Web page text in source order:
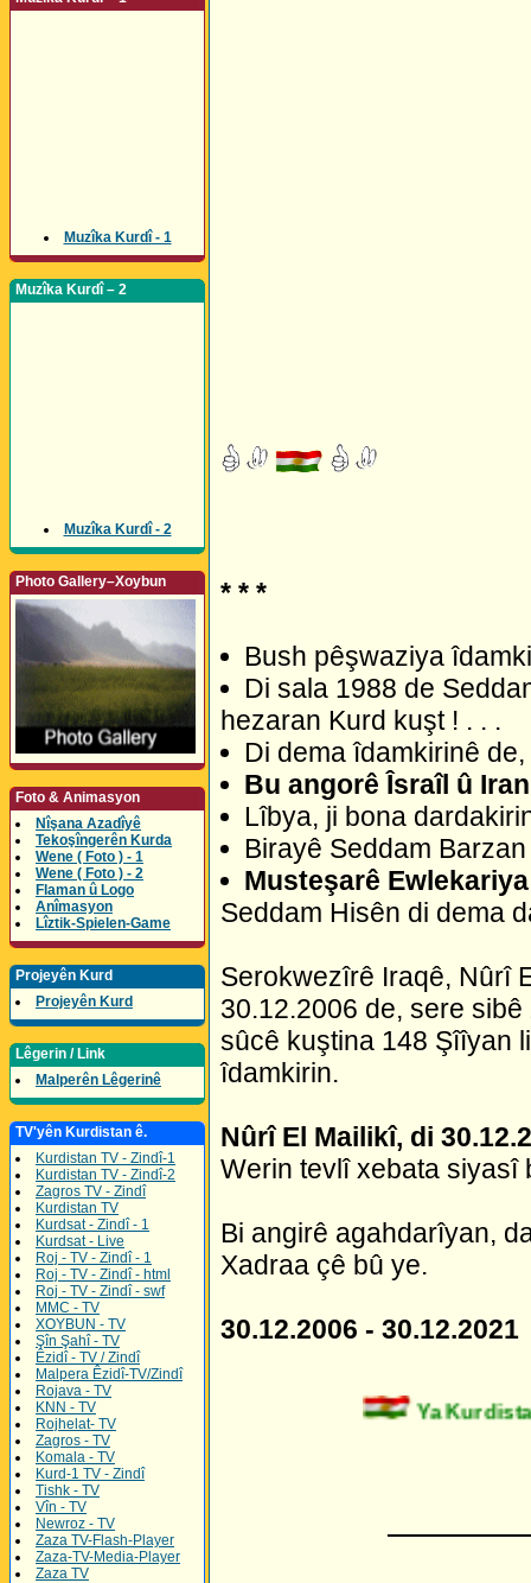
Muzîka Kurdî - 1
Muzîka Kurdî – 2
Muzîka Kurdî - 2
Photo Gallery–Xoybun
Foto & Animasyon
Nîşana Azadîyê
Tekoşîngerên Kurda
Wene ( Foto ) - 1
Wene ( Foto ) - 2
Flaman û Logo
Anîmasyon
Lîztik-Spielen-Game
Projeyên Kurd
Projeyên Kurd
Lêgerin / Link
Malperên Lêgerinê
TV'yên Kurdistan ê.
Kurdistan TV - Zindî-1
Kurdistan TV - Zindî-2
Zagros TV - Zindî
Kurdistan TV
Kurdsat - Zindî - 1
Kurdsat - Live
Roj - TV - Zindî - 1
Roj - TV - Zindî - html
Roj - TV - Zindî - swf
MMC - TV
XOYBUN - TV
Şîn Şahî - TV
Êzidî - TV / Zindî
Malpera Êzidî-TV/Zindî
Rojava - TV
KNN - TV
Rojhelat- TV
Zagros - TV
Komala - TV
Kurd-1 TV - Zindî
Tishk - TV
Vîn - TV
Newroz - TV
Zaza TV-Flash-Player
Zaza-TV-Media-Player
Zaza TV
* * *
Bush pêşwaziya
Di sala 1988 de
hezaran Kurd kuşt ! . . .
Di dema îdamkirinê
Bu angorê Îsraîl û
Lîbya, ji bona
Birayê Seddam
Musteşarê
Seddam Hisên di dema
Serokwezîrê Iraqê, Nûrî
30.12.2006 de, sere
sûcê kuştina 148 Şîîyan
îdamkirin.
Nûrî El Mailikî, di
Werin tevlî xebata siyasî
Bi angirê agahdarîyan,
Xadraa çê bû ye.
30.12.2006 - 30.12.2021
Ya